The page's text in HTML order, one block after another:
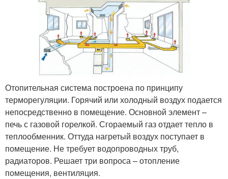
Отопительная система построена по принципу
терморегуляции. Горячий или холодный воздух подается
непосредственно в помещение. Основной элемент –
печь с газовой горелкой. Сгораемый газ отдает тепло в
теплообменник. Оттуда нагретый воздух поступает в
помещение. Не требует водопроводных труб,
радиаторов. Решает три вопроса – отопление
помещения, вентиляция.